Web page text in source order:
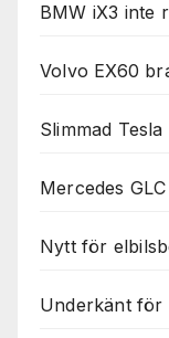
BMW iX3 inte
Volvo EX60
Slimmad
Mercedes
Nytt för
Underkänt för